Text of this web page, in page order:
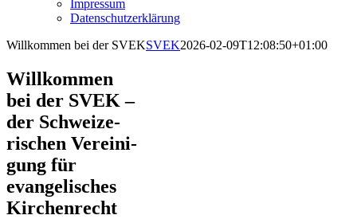
Impressum
Datenschutzerklärung
Willkommen bei der SVEKSVEK2026-02-09T12:08:50+01:00
Willkommen
bei der SVEK –
der Schwei­ze­
rischen Ver­eini­
gung für
evange­lisches
Kirchenrecht